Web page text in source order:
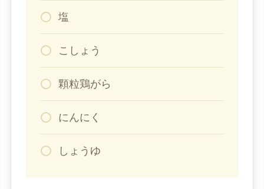
塩
こしょう
顆粒鶏がら
にんにく
しょうゆ